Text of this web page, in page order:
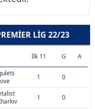
LIG 22/23
İlk 11 G
A
1
0
1
0